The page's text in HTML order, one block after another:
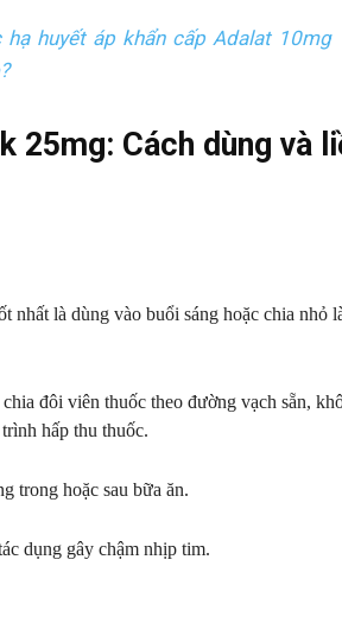
hạ huyết áp khẩn cấp Adalat 10mg
25mg: Cách dùng và
là dùng vào buổi sáng hoặc chia nhỏ
đôi viên thuốc theo đường vạch sẵn,
hấp thu thuốc.
trong hoặc sau bữa ăn.
dụng gây chậm nhịp tim.